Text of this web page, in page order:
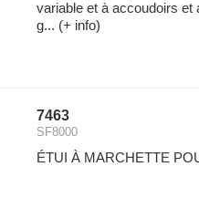
variable et à accoudoirs et
g... (+ info)
7463
SF8000
ÉTUI À MARCHETTE